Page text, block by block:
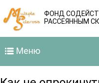
ФОНД
РАССЕЯННЫМ
Меню